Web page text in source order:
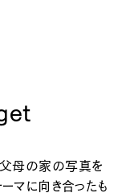
母の家の写真を
ーマに向き合ったも